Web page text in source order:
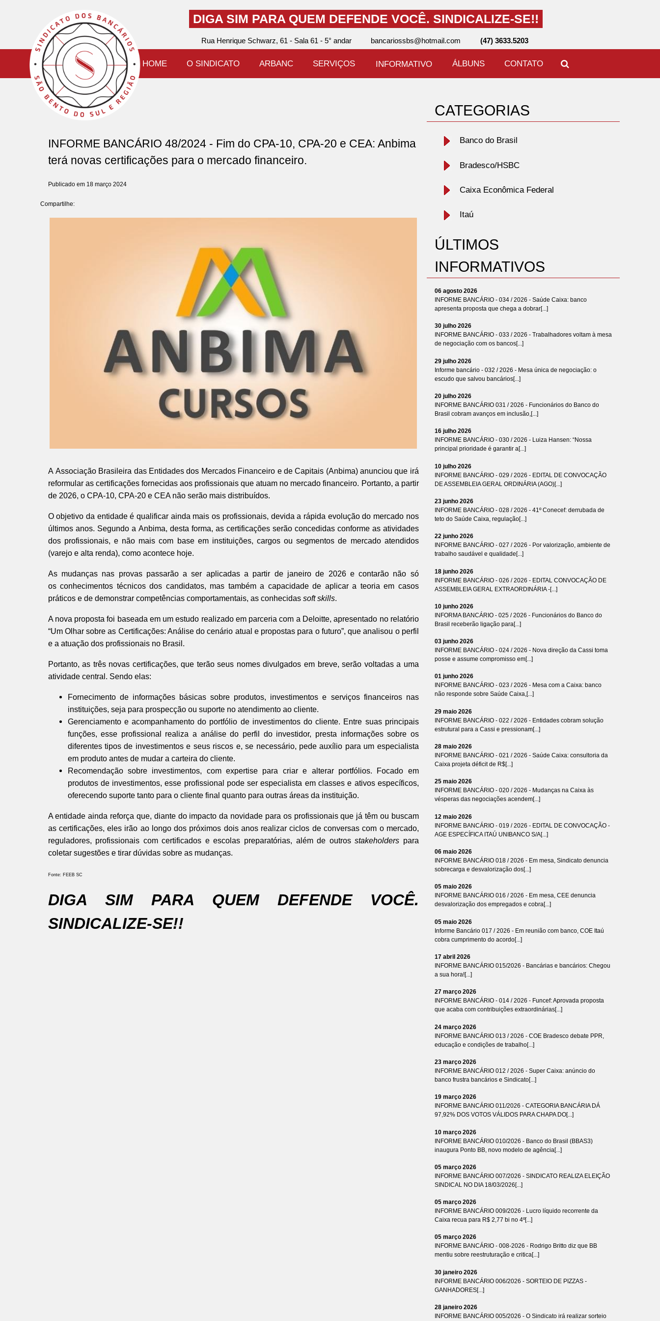
DIGA SIM PARA QUEM DEFENDE VOCÊ. SINDICALIZE-SE!!
Rua Henrique Schwarz, 61 - Sala 61 - 5° andar bancariossbs@hotmail.com (47) 3633.5203
HOME O SINDICATO ARBANC SERVIÇOS INFORMATIVO ÁLBUNS CONTATO
INFORME BANCÁRIO 48/2024 - Fim do CPA-10, CPA-20 e CEA: Anbima
terá novas certificações para o mercado financeiro.
Publicado em 18 março 2024
Compartilhe:
A Associação Brasileira das Entidades dos Mercados Financeiro e de Capitais (Anbima) anunciou que irá
reformular as certificações fornecidas aos profissionais que atuam no mercado financeiro. Portanto, a partir
de 2026, o CPA-10, CPA-20 e CEA não serão mais distribuídos.
O objetivo da entidade é qualificar ainda mais os profissionais, devida a rápida evolução do mercado nos
últimos anos. Segundo a Anbima, desta forma, as certificações serão concedidas conforme as atividades
dos profissionais, e não mais com base em instituições, cargos ou segmentos de mercado atendidos
(varejo e alta renda), como acontece hoje.
As mudanças nas provas passarão a ser aplicadas a partir de janeiro de 2026 e contarão não só
os conhecimentos técnicos dos candidatos, mas também a capacidade de aplicar a teoria em casos
práticos e de demonstrar competências comportamentais, as conhecidas soft skills.
A nova proposta foi baseada em um estudo realizado em parceria com a Deloitte, apresentado no relatório
“Um Olhar sobre as Certificações: Análise do cenário atual e propostas para o futuro”, que analisou o perfil
e a atuação dos profissionais no Brasil.
Portanto, as três novas certificações, que terão seus nomes divulgados em breve, serão voltadas a uma
atividade central. Sendo elas:
Fornecimento de informações básicas sobre produtos, investimentos e serviços financeiros nas
instituições, seja para prospecção ou suporte no atendimento ao cliente.
Gerenciamento e acompanhamento do portfólio de investimentos do cliente. Entre suas principais
funções, esse profissional realiza a análise do perfil do investidor, presta informações sobre os
diferentes tipos de investimentos e seus riscos e, se necessário, pede auxílio para um especialista
em produto antes de mudar a carteira do cliente.
Recomendação sobre investimentos, com expertise para criar e alterar portfólios. Focado em
produtos de investimentos, esse profissional pode ser especialista em classes e ativos específicos,
oferecendo suporte tanto para o cliente final quanto para outras áreas da instituição.
A entidade ainda reforça que, diante do impacto da novidade para os profissionais que já têm ou buscam
as certificações, eles irão ao longo dos próximos dois anos realizar ciclos de conversas com o mercado,
reguladores, profissionais com certificados e escolas preparatórias, além de outrosstakeholders para
coletar sugestões e tirar dúvidas sobre as mudanças.
Fonte: FEEB SC
DIGA SIM PARA QUEM DEFENDE VOCÊ.
SINDICALIZE-SE!!
CATEGORIAS
Banco do Brasil
Bradesco/HSBC
Caixa Econômica Federal
Itaú
ÚLTIMOS
INFORMATIVOS
06 agosto 2026
INFORME BANCÁRIO - 034 / 2026 - Saúde Caixa: banco
apresenta proposta que chega a dobrar[...]
30 julho 2026
INFORME BANCÁRIO - 033 / 2026 - Trabalhadores voltam à mesa
de negociação com os bancos[...]
29 julho 2026
Informe bancário - 032 / 2026 - Mesa única de negociação: o
escudo que salvou bancários[...]
20 julho 2026
INFORME BANCÁRIO 031 / 2026 - Funcionários do Banco do
Brasil cobram avanços em inclusão,[...]
16 julho 2026
INFORME BANCÁRIO - 030 / 2026 - Luiza Hansen: “Nossa
principal prioridade é garantir a[...]
10 julho 2026
INFORME BANCÁRIO - 029 / 2026 - EDITAL DE CONVOCAÇÃO
DE ASSEMBLEIA GERAL ORDINÁRIA (AGO)[...]
23 junho 2026
INFORME BANCÁRIO - 028 / 2026 - 41º Conecef: derrubada de
teto do Saúde Caixa, regulação[...]
22 junho 2026
INFORME BANCÁRIO - 027 / 2026 - Por valorização, ambiente de
trabalho saudável e qualidade[...]
18 junho 2026
INFORME BANCÁRIO - 026 / 2026 - EDITAL CONVOCAÇÃO DE
ASSEMBLEIA GERAL EXTRAORDINÁRIA -[...]
10 junho 2026
INFORMA BANCÁRIO - 025 / 2026 - Funcionários do Banco do
Brasil receberão ligação para[...]
03 junho 2026
INFORME BANCÁRIO - 024 / 2026 - Nova direção da Cassi toma
posse e assume compromisso em[...]
01 junho 2026
INFORME BANCÁRIO - 023 / 2026 - Mesa com a Caixa: banco
não responde sobre Saúde Caixa,[...]
29 maio 2026
INFORME BANCÁRIO - 022 / 2026 - Entidades cobram solução
estrutural para a Cassi e pressionam[...]
28 maio 2026
INFORME BANCÁRIO - 021 / 2026 - Saúde Caixa: consultoria da
Caixa projeta déficit de R$[...]
25 maio 2026
INFORME BANCÁRIO - 020 / 2026 - Mudanças na Caixa às
vésperas das negociações acendem[...]
12 maio 2026
INFORME BANCÁRIO - 019 / 2026 - EDITAL DE CONVOCAÇÃO -
AGE ESPECÍFICA ITAÚ UNIBANCO S/A[...]
06 maio 2026
INFORME BANCÁRIO 018 / 2026 - Em mesa, Sindicato denuncia
sobrecarga e desvalorização dos[...]
05 maio 2026
INFORME BANCÁRIO 016 / 2026 - Em mesa, CEE denuncia
desvalorização dos empregados e cobra[...]
05 maio 2026
Informe Bancário 017 / 2026 - Em reunião com banco, COE Itaú
cobra cumprimento do acordo[...]
17 abril 2026
INFORME BANCÁRIO 015/2026 - Bancárias e bancários: Chegou
a sua hora![...]
27 março 2026
INFORME BANCÁRIO - 014 / 2026 - Funcef: Aprovada proposta
que acaba com contribuições extraordinárias[...]
24 março 2026
INFORME BANCÁRIO 013 / 2026 - COE Bradesco debate PPR,
educação e condições de trabalho[...]
23 março 2026
INFORME BANCÁRIO 012 / 2026 - Super Caixa: anúncio do
banco frustra bancários e Sindicato[...]
19 março 2026
INFORME BANCÁRIO 011/2026 - CATEGORIA BANCÁRIA DÁ
97,92% DOS VOTOS VÁLIDOS PARA CHAPA DO[...]
10 março 2026
INFORME BANCÁRIO 010/2026 - Banco do Brasil (BBAS3)
inaugura Ponto BB, novo modelo de agência[...]
05 março 2026
INFORME BANCÁRIO 007/2026 - SINDICATO REALIZA ELEIÇÃO
SINDICAL NO DIA 18/03/2026[...]
05 março 2026
INFORME BANCÁRIO 009/2026 - Lucro líquido recorrente da
Caixa recua para R$ 2,77 bi no 4º[...]
05 março 2026
INFORME BANCÁRIO - 008-2026 - Rodrigo Britto diz que BB
mentiu sobre reestruturação e critica[...]
30 janeiro 2026
INFORME BANCÁRIO 006/2026 - SORTEIO DE PIZZAS -
GANHADORES[...]
28 janeiro 2026
INFORME BANCÁRIO 005/2026 - O Sindicato irá realizar sorteio